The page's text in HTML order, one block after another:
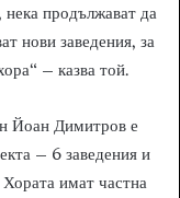
нека продължават да
нови заведения, за
– казва той.
Йоан Димитров е
– 6 заведения и
имат частна